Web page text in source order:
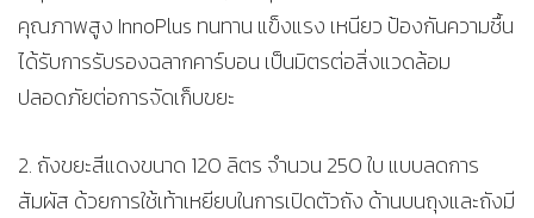
คุณภาพสูง InnoPlus ทนทาน แข็งแรง เหนียว ป้องกันความชื้น
ได้รับการรับรองฉลากคาร์บอน เป็นมิตรต่อสิ่งแวดล้อม
ปลอดภัยต่อการจัดเก็บขยะ
2. ถังขยะสีแดงขนาด 120 ลิตร จำนวน 250 ใบ แบบลดการ
สัมผัส ด้วยการใช้เท้าเหยียบในการเปิดตัวถัง ด้านบนถุงและถังมี